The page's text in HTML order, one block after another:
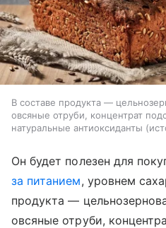
В составе продукта —
овсяные отруби, концентрат
натуральные антиоксиданты
Он будет полезен для
за питанием, уровнем
продукта —
овсяные отруби,